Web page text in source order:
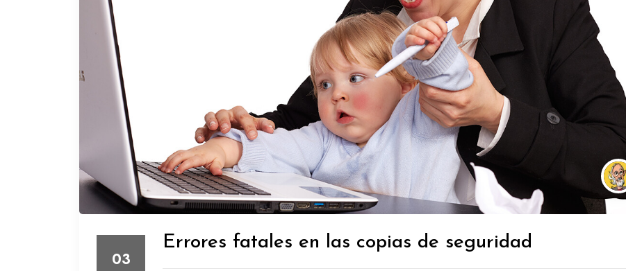
03
Errores fatales en las copias de seguridad